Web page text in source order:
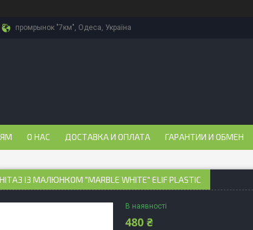
промрынок "7км", Одеса, Україна
О НАС ДОСТАВКА И ОПЛАТА ГАРАНТИИ И ОБМЕН
ІЗ МАЛЮНКОМ "MARBLE WHITE" ELIF PLASTIC
В наявності
480 ₴